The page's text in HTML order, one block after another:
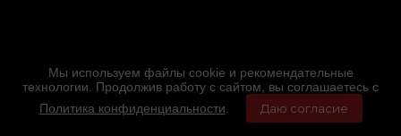
Мы используем файлы cookie и рекомендательные
технологии. Продолжив работу с сайтом, вы соглашаетесь с
Политика конфиденциальности
Даю согласие